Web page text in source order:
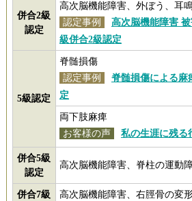
併合2級
認定
高次脳機能障害、外ぼう、耳
認定事例
高次脳機能障害
級併合2級認定
5級認定
脊髄損傷
認定事例
脊髄損傷による麻
定
両下肢麻痺
お客様の声
私の生涯に残る
併合5級
認定
高次脳機能障害、脊柱の運動
併合7級
高次脳機能障害、右脛骨の変